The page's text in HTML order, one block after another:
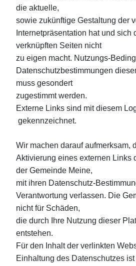
die aktuelle,
sowie zukünftige Gestaltung der
Internetpräsentation hat und sich
verknüpften Seiten nicht
zu eigen macht. Nutzungs-
Datenschutzbestimmungen
muss gesondert
zugestimmt werden.
Externe Links sind mit diesem
gekennzeichnet.
Wir machen darauf aufmerksam,
Aktivierung eines externen Links
der Gemeinde Meine,
mit ihren Datenschutz-
Verantwortung verlassen. Die
nicht für Schäden,
die durch Ihre Nutzung dieser
entstehen.
Für den Inhalt der verlinkten
Einhaltung des Datenschutzes